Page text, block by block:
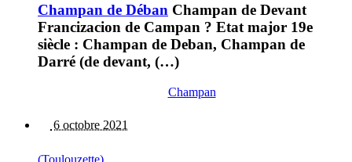
Champan de Déban Champan de Devant
Francizacion de Campan ? Etat major 19e
siècle : Champan de Deban, Champan de
Darré (de devant, (…)
Champan
6 octobre 2021
(Toulouzette)